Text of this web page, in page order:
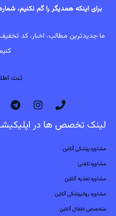
برای اینکه همدیگر را گم نکنیم،
ما جدیدترین مطالب، اخبار، کد
ثبت
لینک تخصص ها در
مشاوره پزشکی آنلاین
مشاوره تلفنی
مشاوره تغذیه آنلاین
مشاوره روانپزشکی آنلاین
متخصص اطفال آنلاین